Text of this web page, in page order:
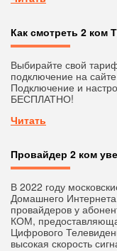
Как смотреть 2 ком
Выбирайте свой
подключение на
Подключение и
БЕСПЛАТНО!
Читать
Провайдер 2 ком
В 2022 году
Домашнего
провайдеров у
КОМ,
Цифрового
высокая скорость